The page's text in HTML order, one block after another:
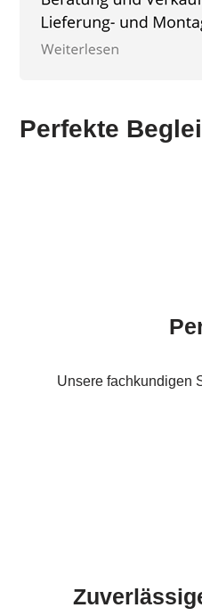
Perfekte
Unsere fachkundigen